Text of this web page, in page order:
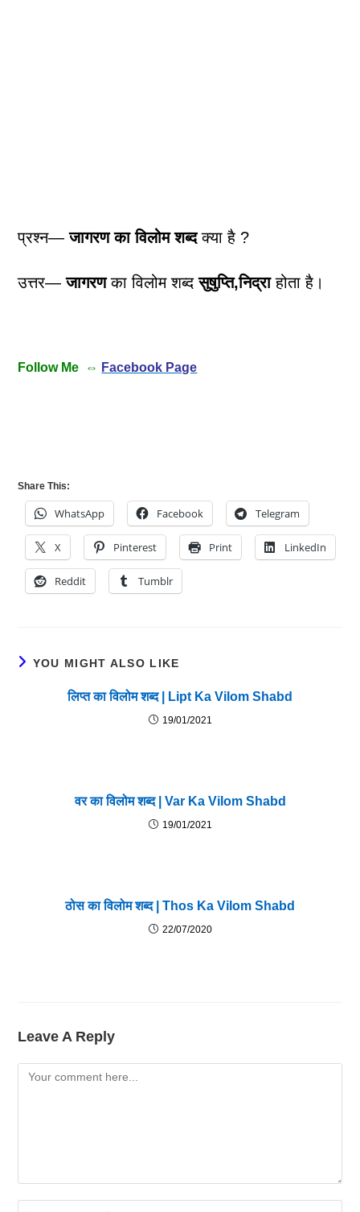
प्रश्न—जागरण का विलोम शब्दक्या है ?
उत्तर—जागरणका विलोम शब्दसुषुप्ति,निद्राहोता है।
Follow Me ⇔ Facebook Page
Share This:
WhatsApp Facebook Telegram
X Pinterest Print LinkedIn
Reddit Tumblr
YOU MIGHT ALSO LIKE
लिप्त का विलोम शब्द | Lipt Ka Vilom Shabd
19/01/2021
वर का विलोम शब्द | Var Ka Vilom Shabd
19/01/2021
ठोस का विलोम शब्द | Thos Ka Vilom Shabd
22/07/2020
Leave A Reply
Comment